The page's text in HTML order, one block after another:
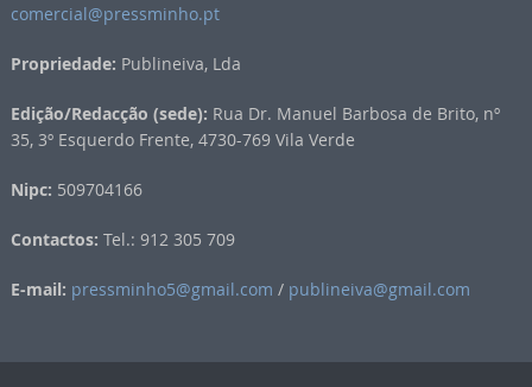
comercial@pressminho.pt
Propriedade: Publineiva, Lda
Edição/Redacção (sede): Rua Dr. Manuel Barbosa de Brito, nº
35, 3º Esquerdo Frente, 4730-769 Vila Verde
Nipc: 509704166
Contactos: Tel.: 912 305 709
E-mail: pressminho5@gmail.com / publineiva@gmail.com